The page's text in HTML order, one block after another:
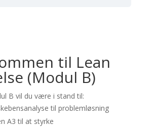
til Lean
(Modul B)
B vil du være i stand til:
til problemløsning
A3 til at styrke